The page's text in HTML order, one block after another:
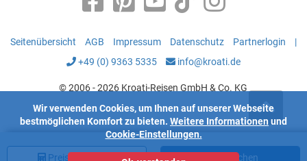
Preis Jetzt buchen
Seitenübersicht AGB Impressum Datenschutz Partnerlogin
|
+49 (0) 9363 5335
info@kroati.de
© 2006 - 2026 Kroati-Reisen GmbH & Co. KG
Wir verwenden Cookies, um Ihnen auf unserer Webseite
bestmöglichen Komfort zu bieten. Weitere Informationen und
Cookie-Einstellungen.